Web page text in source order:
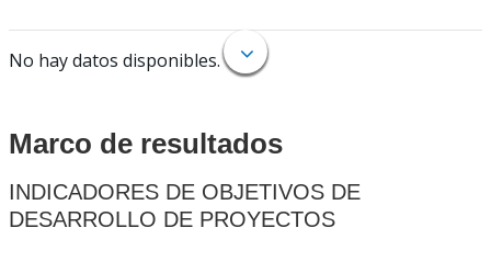
No hay datos disponibles.
Marco de resultados
INDICADORES DE OBJETIVOS DE
DESARROLLO DE PROYECTOS